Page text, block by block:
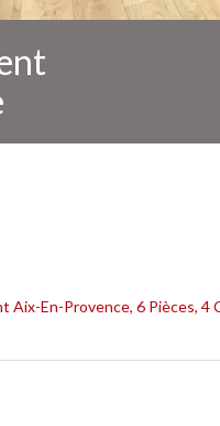
En-Provence, 6 Pièces, 4